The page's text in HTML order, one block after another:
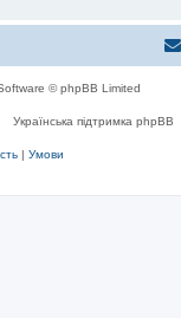
© phpBB Limited
Українська підтримка phpBB
| Умови